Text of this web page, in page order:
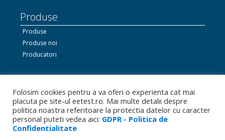
Produse
Produse
Produse noi
Producatori
Ne gasiti si pe Facebook
Folosim cookies pentru a va oferi o experienta cat mai
placuta pe site-ul eetest.ro. Mai multe detalii despre
politica noastra referitoare la protectia datelor cu caracter
personal puteti vedea aici: GDPR - Politica de
Confidentialitate